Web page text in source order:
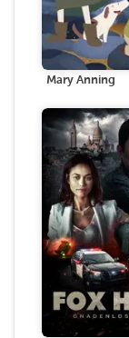
Mary Anning